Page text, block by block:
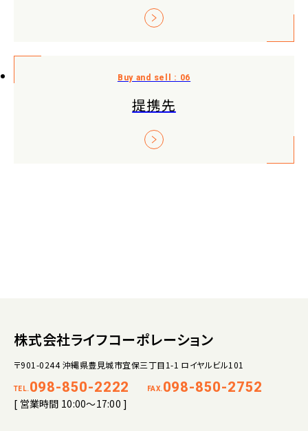
提携先
株式会社ライフコーポレーション
〒901-0244 沖縄県豊見城市宜保三丁目1-1 ロイヤルビル101
TEL. 098-850-2222 FAX. 098-850-2752
[ 営業時間 10:00～17:00 ]